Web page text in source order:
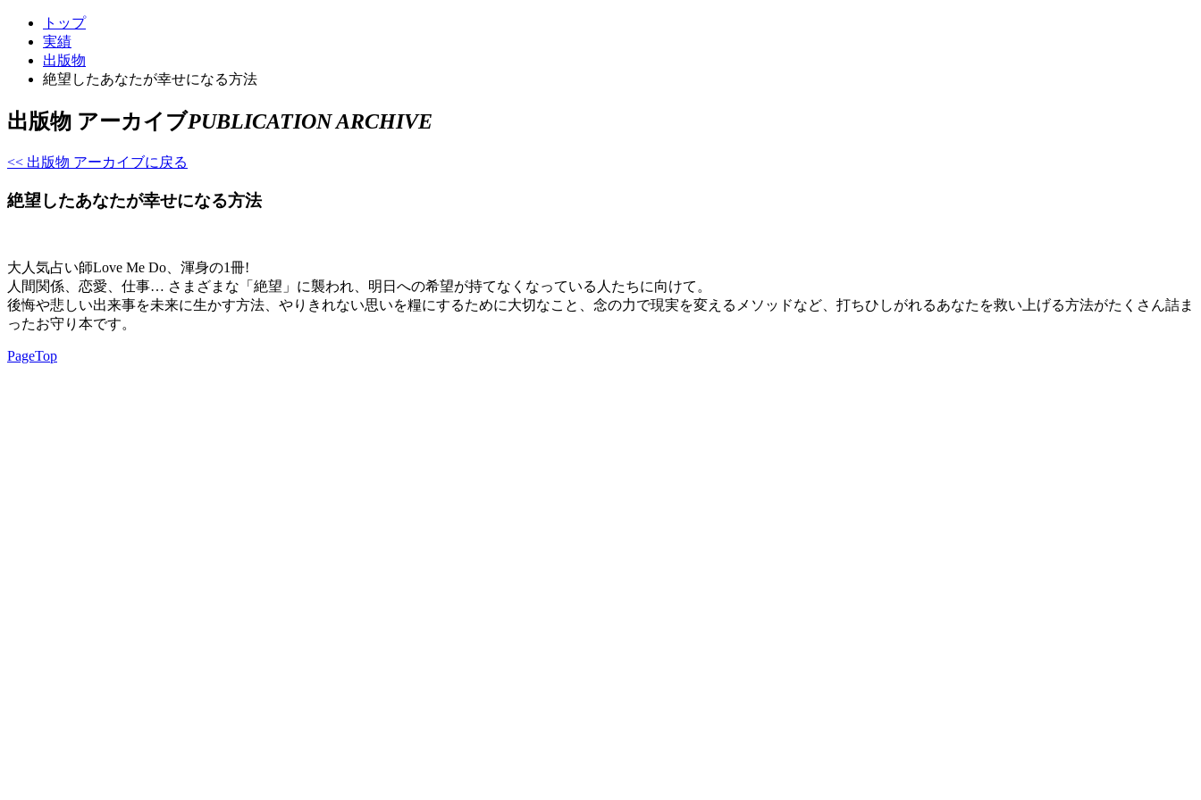
トップ
実績
出版物
絶望したあなたが幸せになる方法
出版物 アーカイブPUBLICATION ARCHIVE
<< 出版物 アーカイブに戻る
絶望したあなたが幸せになる方法
大人気占い師Love Me Do、渾身の1冊!
人間関係、恋愛、仕事… さまざまな「絶望」に襲われ、明日への希望が持てなくなっている人たちに向けて。
後悔や悲しい出来事を未来に生かす方法、やりきれない思いを糧にするために大切なこと、念の力で現実を変えるメソッドなど、打ちひしがれるあなたを救い上げる方法がたくさん詰ま
ったお守り本です。
PageTop